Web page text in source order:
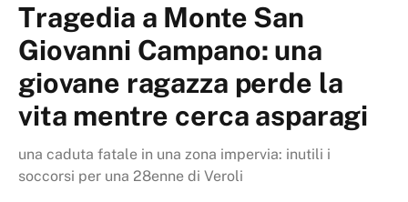
Tragedia a Monte San
Giovanni Campano: una
giovane ragazza perde la
vita mentre cerca asparagi
una caduta fatale in una zona impervia: inutili i
soccorsi per una 28enne di Veroli